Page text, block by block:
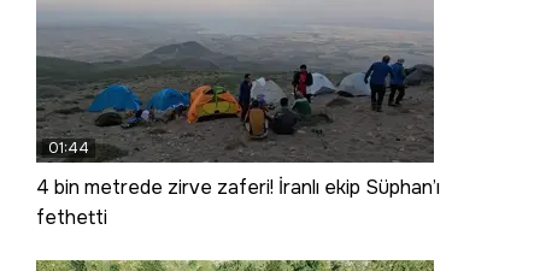
01:44
4 bin metrede zirve zaferi! İranlı ekip Süphan’ı
fethetti